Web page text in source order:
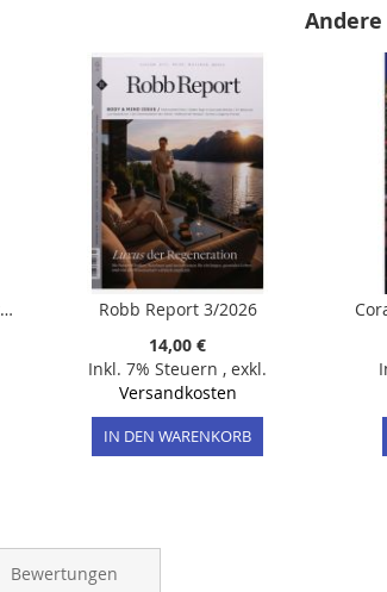
Gartenidee 1/2024 "Erste Farbtupfer zum Jahresstart"
Robb Report 3/2026
14,00 €
Inkl. 7% Steuern , exkl.
Versandkosten
IN DEN WARENKORB
Bewertungen